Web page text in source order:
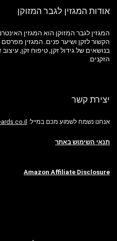
אודות המגזין לגבר המזוקן
המגזין לגבר המזוקן הוא המגזין
הקשור לזקן ושיער פנים. המגזין
בנושאים של גידול זקן, טיפוח זקן,
הזקנים.
יצירת קשר
אנחנו נשמח לשמוע מכם במייל:
תנאי השימוש באתר
Amazon Affiliate Disclosure